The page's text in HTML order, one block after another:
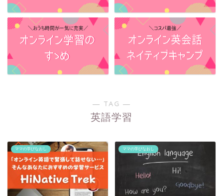
― TAG ―
英語学習
ママの学びなおし ママの学びなおし